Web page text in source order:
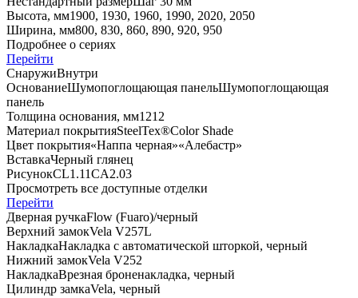
Высота, мм1900, 1930, 1960, 1990, 2020, 2050
Ширина, мм800, 830, 860, 890, 920, 950
Подробнее о сериях
Перейти
СнаружиВнутри
ОснованиеШумопоглощающая панельШумопоглощающая
панель
Толщина основания, мм1212
Материал покрытияSteelTex®Color Shade
Цвет покрытия«Наппа черная»«Алебастр»
ВставкаЧерный глянец
РисунокCL1.11CA2.03
Просмотреть все доступные отделки
Перейти
Дверная ручкаFlоw (Fuaro)/черный
Верхний замокVela V257L
НакладкаНакладка с автоматической шторкой, черный
Нижний замокVela V252
НакладкаВрезная броненакладка, черный
Цилиндр замкаVela, черный